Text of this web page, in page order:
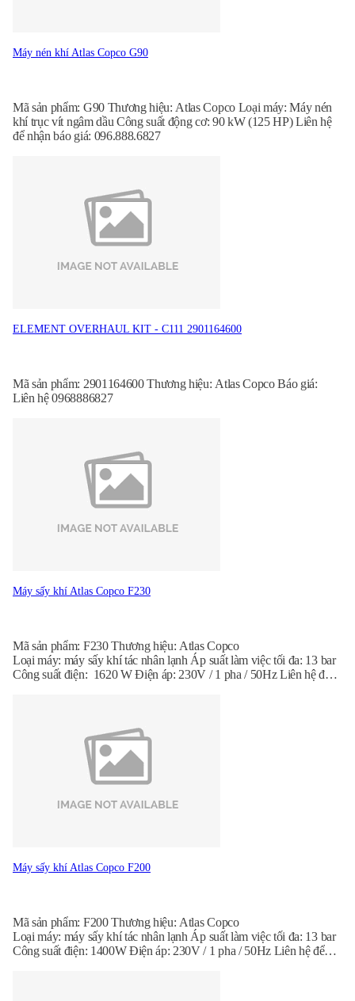
Máy nén khí Atlas Copco G90
Mã sản phẩm: G90 Thương hiệu: Atlas Copco Loại máy: Máy nén
khí trục vít ngâm dầu Công suất động cơ: 90 kW (125 HP) Liên hệ
để nhận báo giá: 096.888.6827
ELEMENT OVERHAUL KIT - C111 2901164600
Mã sản phẩm: 2901164600 Thương hiệu: Atlas Copco Báo giá:
Liên hệ 0968886827
Máy sấy khí Atlas Copco F230
Mã sản phẩm: F230 Thương hiệu: Atlas Copco
Loại máy: máy sấy khí tác nhân lạnh Áp suất làm việc tối đa: 13 bar
Công suất điện: 1620 W Điện áp: 230V / 1 pha / 50Hz Liên hệ để
Máy sấy khí Atlas Copco F200
Mã sản phẩm: F200 Thương hiệu: Atlas Copco
Loại máy: máy sấy khí tác nhân lạnh Áp suất làm việc tối đa: 13 bar
Công suất điện: 1400W Điện áp: 230V / 1 pha / 50Hz Liên hệ để